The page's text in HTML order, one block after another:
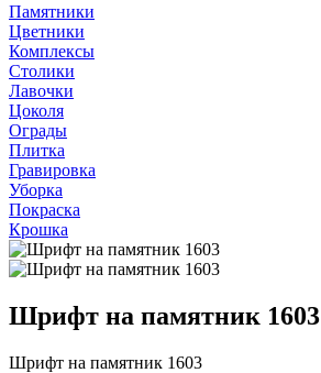
Памятники
Цветники
Комплексы
Столики
Лавочки
Цоколя
Ограды
Плитка
Гравировка
Уборка
Покраска
Крошка
Шрифт на памятник 1603
Шрифт на памятник 1603